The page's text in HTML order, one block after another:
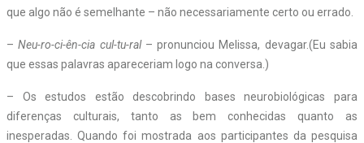
que algo não é semelhante – não necessariamente certo ou errado.
–Neu-ro-ci-ên-cia cul-tu-ral– pronunciou Melissa, devagar.(Eu sabia
que essas palavras apareceriam logo na conversa.)
– Os estudos estão descobrindo bases neurobiológicas para
diferenças culturais, tanto as bem conhecidas quanto as
inesperadas. Quando foi mostrada aos participantes da pesquisa